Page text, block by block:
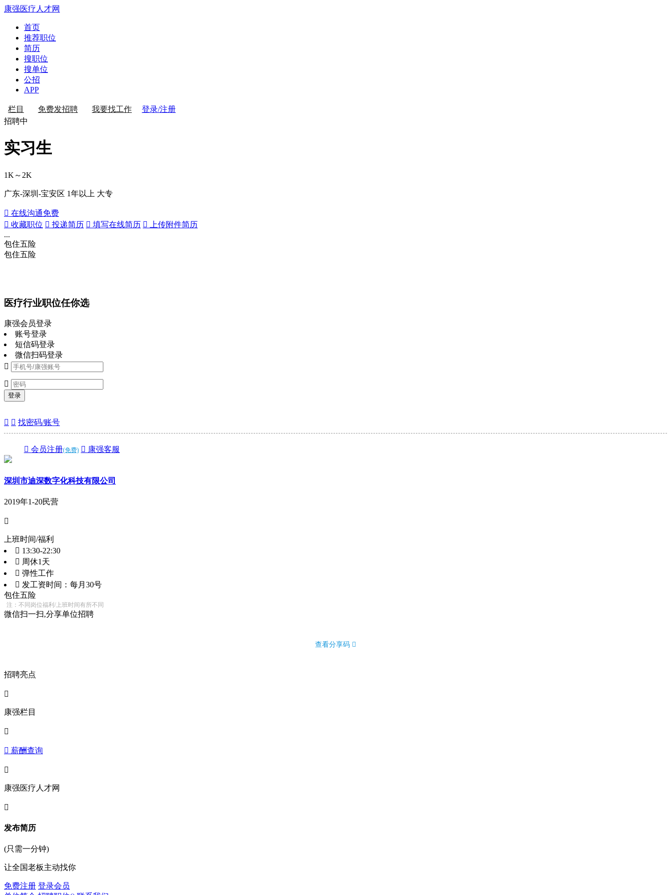
康强医疗人才网
首页
推荐职位
简历
搜职位
搜单位
公招
APP
栏目 免费发招聘 我要找工作
登录/注册
招聘中
实习生
1K～2K
广东-深圳-宝安区 1年以上 大专
 在线沟通免费
 收藏职位  投递简历  填写在线简历  上传附件简历
...
包住五险
包住五险
医疗行业职位任你选
康强会员登录
账号登录
短信码登录
微信扫码登录


登录
  找密码/账号
 会员注册(免费)  康强客服
深圳市迪深数字化科技有限公司
2019年1-20民营

上班时间/福利
 13:30-22:30
 周休1天
 弹性工作
 发工资时间：每月30号
包住五险
注：不同岗位福利/上班时间有所不同
微信扫一扫,分享单位招聘
查看分享码 
招聘亮点

康强栏目

 薪酬查询

康强医疗人才网

发布简历
(只需一分钟)
让全国老板主动找你
免费注册 登录会员